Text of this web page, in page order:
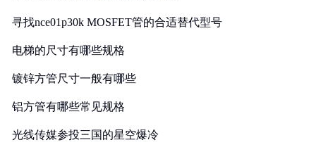
寻找nce01p30k MOSFET管的合适替代型号
电梯的尺寸有哪些规格
镀锌方管尺寸一般有哪些
铝方管有哪些常见规格
光线传媒参投三国的星空爆冷